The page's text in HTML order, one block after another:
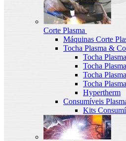
Corte Plasma
Máquinas Corte
Tocha Plasma &
Tocha
Tocha
Tocha
Tocha
Hypertherm
Consumíveis
Kits